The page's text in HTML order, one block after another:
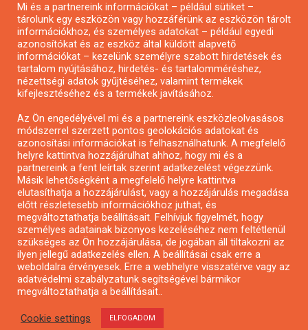
Pályázatírás civil szervezeteknek
Pályázatírás önkormányzatoknak
Pályázatfigyelés
Specifikus pályázatfigyelés vagy hírlevél
Pályázatok magánszemélyeknek
Pályázatok civil szervezeteknek
Pályázatok vállalkozásoknak
Önkormányzati pályázatok
Mezőgazdasági pályázatok
Falusi turizmus pályázatok
Napelem pályázatok
GINOP pályázatok
Mi és a partnereink információkat – például sütiket –
tárolunk egy eszközön vagy hozzáférünk az eszközön tárolt
információkhoz, és személyes adatokat – például egyedi
azonosítókat és az eszköz által küldött alapvető
információkat – kezelünk személyre szabott hirdetések és
tartalom nyújtásához, hirdetés- és tartalomméréshez,
nézettségi adatok gyűjtéséhez, valamint termékek
kifejlesztéséhez és a termékek javításához.
Az Ön engedélyével mi és a partnereink eszközleolvasásos
módszerrel szerzett pontos geolokációs adatokat és
azonosítási információkat is felhasználhatunk. A megfelelő
helyre kattintva hozzájárulhat ahhoz, hogy mi és a
partnereink a fent leírtak szerint adatkezelést végezzünk.
Másik lehetőségként a megfelelő helyre kattintva
elutasíthatja a hozzájárulást, vagy a hozzájárulás megadása
előtt részletesebb információkhoz juthat, és
megváltoztathatja beállításait. Felhívjuk figyelmét, hogy
személyes adatainak bizonyos kezeléséhez nem feltétlenül
szükséges az Ön hozzájárulása, de jogában áll tiltakozni az
ilyen jellegű adatkezelés ellen. A beállításai csak erre a
weboldalra érvényesek. Erre a webhelyre visszatérve vagy az
adatvédelmi szabályzatunk segítségével bármikor
megváltoztathatja a beállításait..
Cookie settings ELFOGADOM